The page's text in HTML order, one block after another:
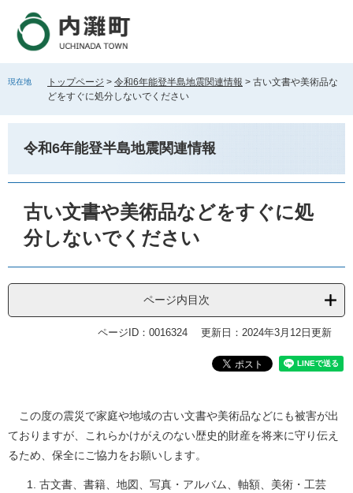
す
し
文
現在地 トップページ > 令和6年能登半島地震関連情報 > 古い文書や美術品な
どをすぐに処分しないでください
令和6年能登半島地震関連情報
古い文書や美術品などをすぐに処
分しないでください
ページ内目次
ページID：0016324 更新日：2024年3月12日更新
この度の震災で家庭や地域の古い文書や美術品などにも被害が出
ておりますが、これらかけがえのない歴史的財産を将来に守り伝え
るため、保全にご協力をお願いします。
古文書、書籍、地図、写真・アルバム、軸額、美術・工芸